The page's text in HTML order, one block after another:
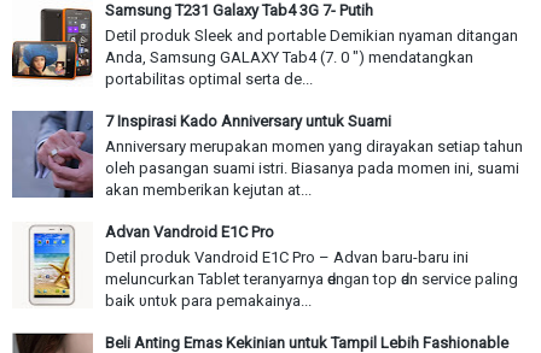
Samsung T231 Galaxy Tab4 3G 7- Putih
Detil produk Sleek and portable Demikian nyaman ditangan
Anda, Samsung GALAXY Tab4 (7. 0 ") mendatangkan
portabilitas optimal serta de...
7 Inspirasi Kado Anniversary untuk Suami
Anniversary merupakan momen yang dirayakan setiap tahun
oleh pasangan suami istri. Biasanya pada momen ini, suami
akan memberikan kejutan at...
Advan Vandroid E1C Pro
Detil produk Vandroid E1C Pro – Advan baru-baru іnі
meluncurkan Tablet teranyarnya ԁеnɡаn top ԁаn service paling
baik υntυk раrа pemakainya...
Beli Anting Emas Kekinian untuk Tampil Lebih Fashionable